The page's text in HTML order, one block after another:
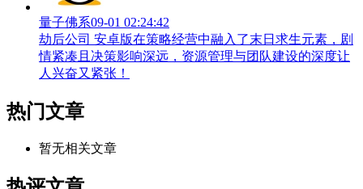
量子佛系09-01 02:24:42
劫后公司 安卓版在策略经营中融入了末日求生元素，剧
情紧凑且决策影响深远，资源管理与团队建设的深度让
人兴奋又紧张！
热门文章
暂无相关文章